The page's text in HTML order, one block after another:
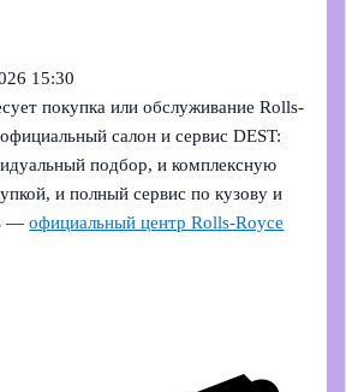
15:30
покупка или обслуживание Rolls-
салон и сервис DEST:
подбор, и комплексную
и полный сервис по кузову и
—официальный центр Rolls-Royce